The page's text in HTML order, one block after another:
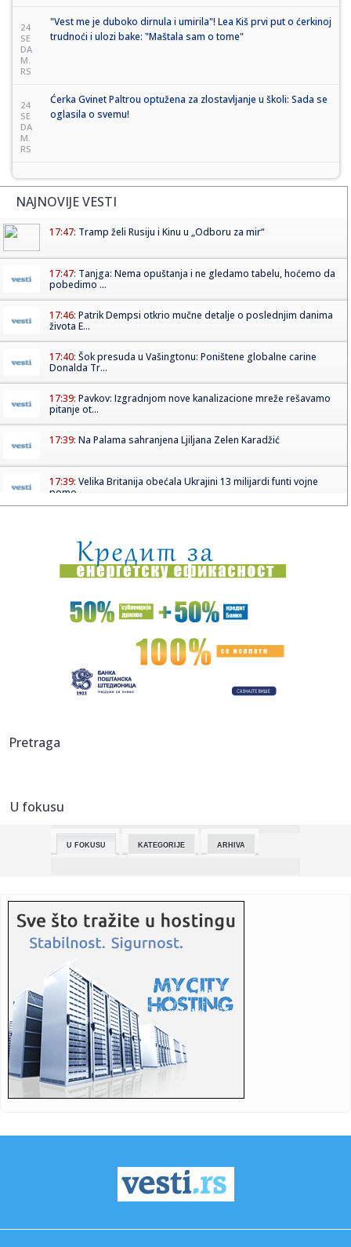
24
SE
DA
M.
RS
"Vest me je duboko dirnula i umirila"! Lea Kiš prvi put o ćerkinoj
trudnoći i ulozi bake: "Maštala sam o tome"
24
SE
DA
M.
RS
Ćerka Gvinet Paltrou optužena za zlostavljanje u školi: Sada se
oglasila o svemu!
NAJNOVIJE VESTI
17:47: Tramp želi Rusiju i Kinu u „Odboru za mir“
17:47: Tanjga: Nema opuštanja i ne gledamo tabelu, hoćemo da
pobedimo ...
17:46: Patrik Dempsi otkrio mučne detalje o poslednjim danima
života E...
17:40: Šok presuda u Vašingtonu: Poništene globalne carine
Donalda Tr...
17:39: Pavkov: Izgradnjom nove kanalizacione mreže rešavamo
pitanje ot...
17:39: Na Palama sahranjena Ljiljana Zelen Karadžić
17:39: Velika Britanija obećala Ukrajini 13 milijardi funti vojne
pomo...
17:39:Vučić u dvodnevnoj poseti Zaječarskom i Borskom okrugu
– po...
17:39:Zelenski: Nova runda mirovnih pregovora sa Rusijom
moguća pre kr...
Kosovo i Metohija u fokusu francuske javnosti; Gujon: Od
17:39:Macut odlikovan najvišim odlikovanjem Eparhije
17:31:
17:26: Raspored sahrana za subotu, 21. februar
17:19:Vučić u Majdanpeku: Za lokalne puteve i do 5 milijardi evra
(VI...
17:19:LALATOVIĆ BRUTALNO ODGOVORIO NJEGOŠU PETROVIĆU:
„Što me nis...
17:17:Goga se pre neki dan našla oči u oči s navodnom
ljubavnicom sv...
17:08:Sahranjena žena Radovana Karadžića
Srbija će izvoziti goveđe i ovčije meso u ovu daleku zemlju
17:04:VIDEO: Test Zeekr 7X
Pretraga
U fokusu
U FOKUSU KATEGORIJE ARHIVA